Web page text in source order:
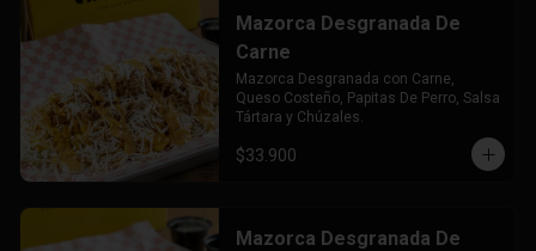
Mazorca Desgranada De
Carne
Mazorca Desgranada con Carne,
Queso Costeño, Papitas De Perro, Salsa
Tártara y Chúzales.
$33.900
Mazorca Desgranada De